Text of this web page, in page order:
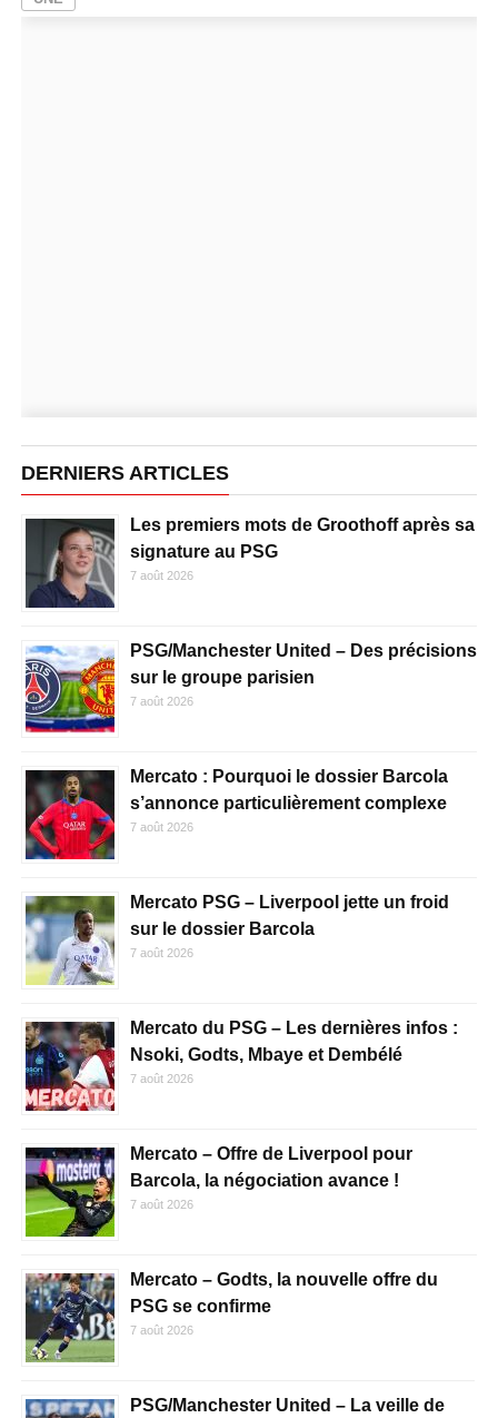
DERNIERS ARTICLES
Les premiers mots de Groothoff après sa
signature au PSG
7 août 2026
PSG/Manchester United – Des précisions
sur le groupe parisien
7 août 2026
Mercato : Pourquoi le dossier Barcola
s’annonce particulièrement complexe
7 août 2026
Mercato PSG – Liverpool jette un froid
sur le dossier Barcola
7 août 2026
Mercato du PSG – Les dernières infos :
Nsoki, Godts, Mbaye et Dembélé
7 août 2026
Mercato – Offre de Liverpool pour
Barcola, la négociation avance !
7 août 2026
Mercato – Godts, la nouvelle offre du
PSG se confirme
7 août 2026
PSG/Manchester United – La veille de